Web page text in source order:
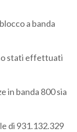
a banda
stati effettuati
in banda 800 sia
di 931.132.329